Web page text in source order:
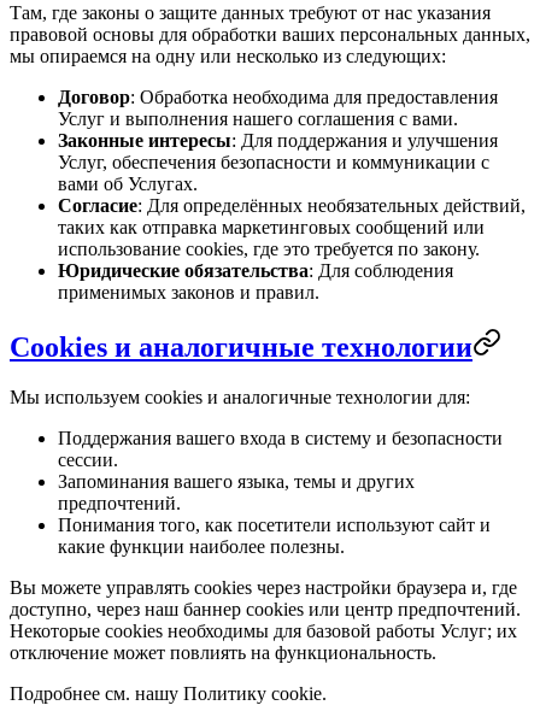
Там, где законы о защите данных требуют от нас указания
правовой основы для обработки ваших персональных данных,
мы опираемся на одну или несколько из следующих:
Договор: Обработка необходима для предоставления
Услуг и выполнения нашего соглашения с вами.
Законные интересы: Для поддержания и улучшения
Услуг, обеспечения безопасности и коммуникации с
вами об Услугах.
Согласие: Для определённых необязательных действий,
таких как отправка маркетинговых сообщений или
использование cookies, где это требуется по закону.
Юридические обязательства: Для соблюдения
применимых законов и правил.
Cookies и аналогичные технологии
Мы используем cookies и аналогичные технологии для:
Поддержания вашего входа в систему и безопасности
сессии.
Запоминания вашего языка, темы и других
предпочтений.
Понимания того, как посетители используют сайт и
какие функции наиболее полезны.
Вы можете управлять cookies через настройки браузера и, где
доступно, через наш баннер cookies или центр предпочтений.
Некоторые cookies необходимы для базовой работы Услуг; их
отключение может повлиять на функциональность.
Подробнее см. нашу Политику cookie.